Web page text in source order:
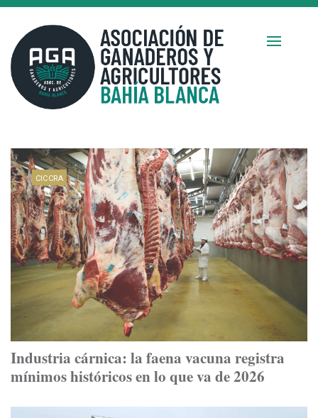
CICCRA
Industria cárnica: la faena vacuna registra
mínimos históricos en lo que va de 2026